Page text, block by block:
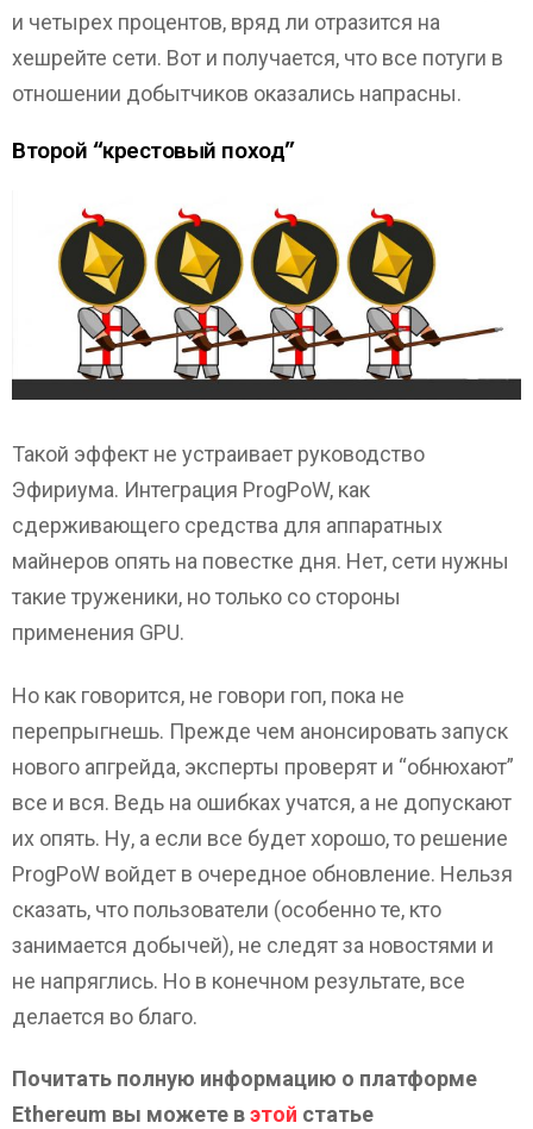
и четырех процентов, вряд ли отразится на
хешрейте сети. Вот и получается, что все потуги в
отношении добытчиков оказались напрасны.
Второй “крестовый поход”
Такой эффект не устраивает руководство
Эфириума. Интеграция ProgPoW, как
сдерживающего средства для аппаратных
майнеров опять на повестке дня. Нет, сети нужны
такие труженики, но только со стороны
применения GPU.
Но как говорится, не говори гоп, пока не
перепрыгнешь. Прежде чем анонсировать запуск
нового апгрейда, эксперты проверят и “обнюхают”
все и вся. Ведь на ошибках учатся, а не допускают
их опять. Ну, а если все будет хорошо, то решение
ProgPoW войдет в очередное обновление. Нельзя
сказать, что пользователи (особенно те, кто
занимается добычей), не следят за новостями и
не напряглись. Но в конечном результате, все
делается во благо.
Почитать полную информацию о платформе
Ethereum вы можете вэтой статье